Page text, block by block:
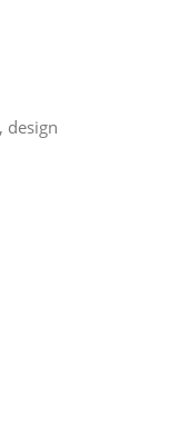
design